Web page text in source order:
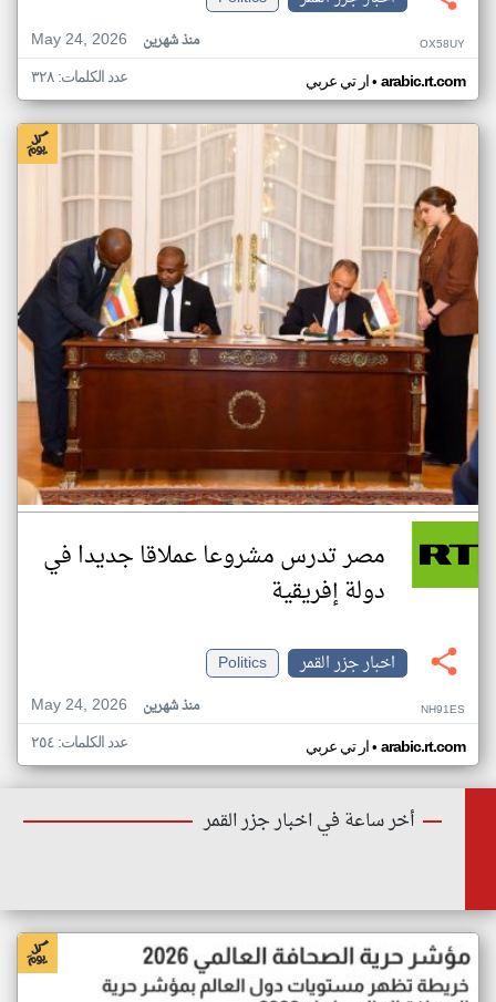
May 24, 2026
منذ شهرين OX58UY
ار تي عربي• arabic.rt.com عدد الكلمات: ٣٢٨
مصر تدرس مشروعا عملاقا جديدا في
دولة إفريقية
اخبار جزر القمر
Politics
May 24, 2026
منذ شهرين NH91ES
ار تي عربي• arabic.rt.com عدد الكلمات: ٢٥٤
أخر ساعة في اخبار جزر القمر